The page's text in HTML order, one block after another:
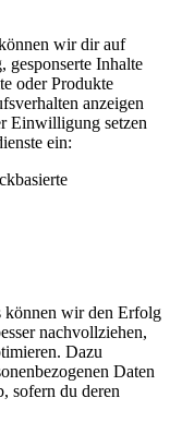
wir dir auf
gesponserte Inhalte
oder Produkte
anzeigen
Einwilligung setzen
ein:
können wir den Erfolg
nachvollziehen,
Dazu
Daten
sofern du deren